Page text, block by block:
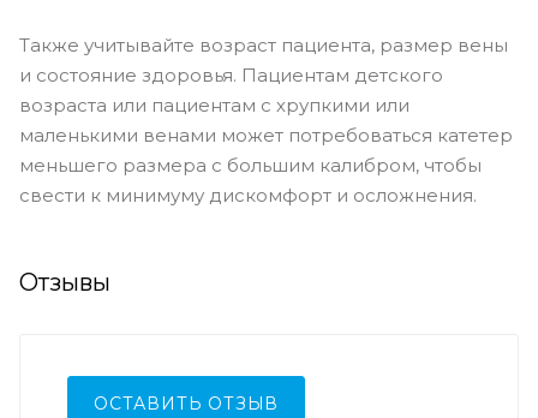
Также учитывайте возраст пациента, размер вены
и состояние здоровья. Пациентам детского
возраста или пациентам с хрупкими или
маленькими венами может потребоваться катетер
меньшего размера с большим калибром, чтобы
свести к минимуму дискомфорт и осложнения.
Отзывы
ОСТАВИТЬ ОТЗЫВ